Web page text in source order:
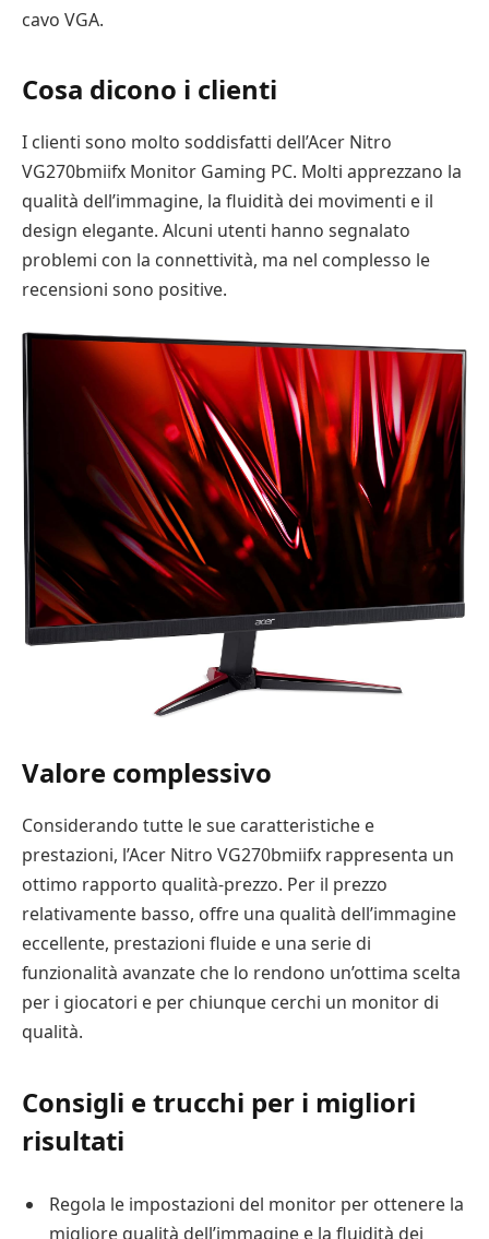
cavo VGA.
Cosa dicono i clienti
I clienti sono molto soddisfatti dell’Acer Nitro
VG270bmiifx Monitor Gaming PC. Molti apprezzano la
qualità dell’immagine, la fluidità dei movimenti e il
design elegante. Alcuni utenti hanno segnalato
problemi con la connettività, ma nel complesso le
recensioni sono positive.
Valore complessivo
Considerando tutte le sue caratteristiche e
prestazioni, l’Acer Nitro VG270bmiifx rappresenta un
ottimo rapporto qualità-prezzo. Per il prezzo
relativamente basso, offre una qualità dell’immagine
eccellente, prestazioni fluide e una serie di
funzionalità avanzate che lo rendono un’ottima scelta
per i giocatori e per chiunque cerchi un monitor di
qualità.
Consigli e trucchi per i migliori
risultati
Regola le impostazioni del monitor per ottenere la
migliore qualità dell’immagine e la fluidità dei